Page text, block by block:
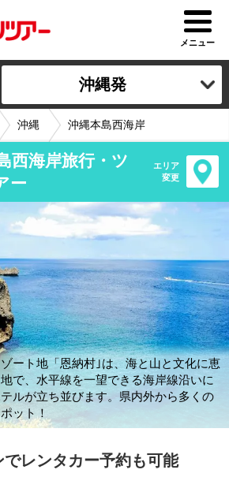
メニュー
沖縄発
沖縄 沖縄本島西海岸
西海岸旅行・ツ
ー
エリア
変更
ート地「恩納村｣は、海と山と文化に恵
で、水平線を一望できる海岸線沿いに
ルが立ち並びます。県内外から多くの
ット！
でレンタカー予約も可能